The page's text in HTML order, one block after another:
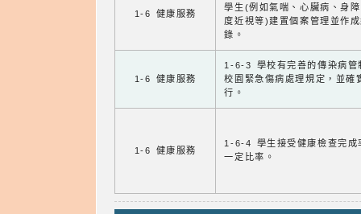
1-6 健康服務
學生(例如氣喘、心臟病、身
度近視等)建置個案管理並作
錄。
1-6 健康服務
1-6-3 學校有完善的傳染病管
校園緊急傷病處理規定，並確
行。
1-6 健康服務
1-6-4 學生接受健康檢查完成
一定比率。